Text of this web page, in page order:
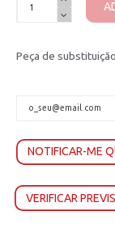
Peça de
NOTIFICAR-ME
VERIFICAR